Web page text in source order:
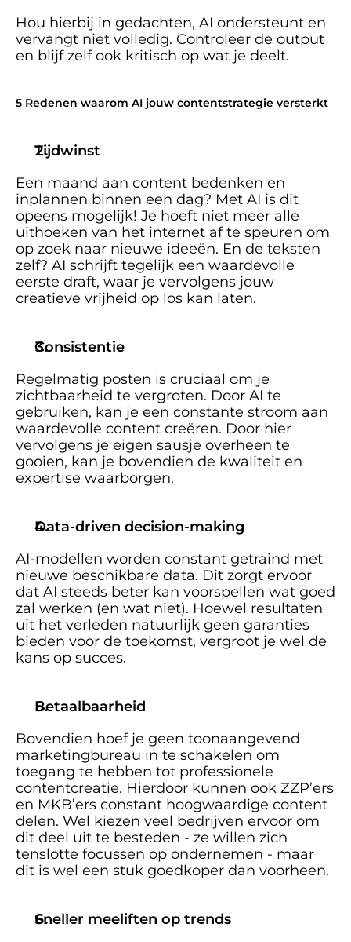
Hou hierbij in gedachten, AI ondersteunt en
vervangt niet volledig. Controleer de output
en blijf zelf ook kritisch op wat je deelt.
5 Redenen waarom AI jouw contentstrategie versterkt
Tijdwinst
Een maand aan content bedenken en
inplannen binnen een dag? Met AI is dit
opeens mogelijk! Je hoeft niet meer alle
uithoeken van het internet af te speuren om
op zoek naar nieuwe ideeën. En de teksten
zelf? AI schrijft tegelijk een waardevolle
eerste draft, waar je vervolgens jouw
creatieve vrijheid op los kan laten.
Consistentie
Regelmatig posten is cruciaal om je
zichtbaarheid te vergroten. Door AI te
gebruiken, kan je een constante stroom aan
waardevolle content creëren. Door hier
vervolgens je eigen sausje overheen te
gooien, kan je bovendien de kwaliteit en
expertise waarborgen.
Data-driven decision-making
AI-modellen worden constant getraind met
nieuwe beschikbare data. Dit zorgt ervoor
dat AI steeds beter kan voorspellen wat goed
zal werken (en wat niet). Hoewel resultaten
uit het verleden natuurlijk geen garanties
bieden voor de toekomst, vergroot je wel de
kans op succes.
Betaalbaarheid
Bovendien hoef je geen toonaangevend
marketingbureau in te schakelen om
toegang te hebben tot professionele
contentcreatie. Hierdoor kunnen ook ZZP’ers
en MKB’ers constant hoogwaardige content
delen. Wel kiezen veel bedrijven ervoor om
dit deel uit te besteden - ze willen zich
tenslotte focussen op ondernemen - maar
dit is wel een stuk goedkoper dan voorheen.
Sneller meeliften op trends